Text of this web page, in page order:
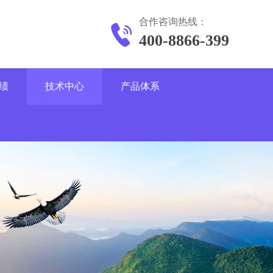
合作咨询热线：
400-8866-399
技术中心 产品体系